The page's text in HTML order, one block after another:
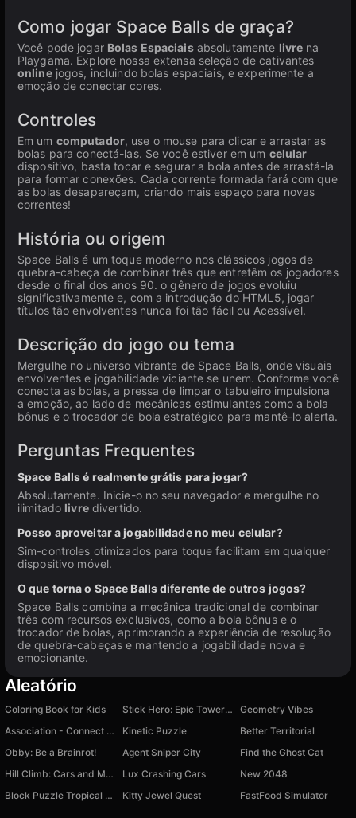
Como jogar Space Balls de graça?
Você pode jogar Bolas Espaciaisabsolutamente livre na
Playgama. Explore nossa extensa seleção de cativantes
onlinejogos, incluindo bolas espaciais, e experimente a
emoção de conectar cores.
Controles
Em um computador, use o mouse para clicar e arrastar as
bolas para conectá-las. Se você estiver em um celular
dispositivo, basta tocar e segurar a bola antes de arrastá-la
para formar conexões. Cada corrente formada fará com que
as bolas desapareçam, criando mais espaço para novas
correntes!
História ou origem
Space Balls é um toque moderno nos clássicos jogos de
quebra-cabeça de combinar três que entretêm os jogadores
desde o final dos anos 90. o gênero de jogos evoluiu
significativamente e, com a introdução do HTML5, jogar
títulos tão envolventes nunca foi tão fácil ou Acessível.
Descrição do jogo ou tema
Mergulhe no universo vibrante de Space Balls, onde visuais
envolventes e jogabilidade viciante se unem. Conforme você
conecta as bolas, a pressa de limpar o tabuleiro impulsiona
a emoção, ao lado de mecânicas estimulantes como a bola
bônus e o trocador de bola estratégico para mantê-lo alerta.
Perguntas Frequentes
Space Balls é realmente grátis para jogar?
Absolutamente. Inicie-o no seu navegador e mergulhe no
ilimitado livredivertido.
Posso aproveitar a jogabilidade no meu celular?
Sim-controles otimizados para toque facilitam em qualquer
dispositivo móvel.
O que torna o Space Balls diferente de outros jogos?
Space Balls combina a mecânica tradicional de combinar
três com recursos exclusivos, como a bola bônus e o
trocador de bolas, aprimorando a experiência de resolução
de quebra-cabeças e mantendo a jogabilidade nova e
emocionante.
Aleatório
Coloring Book for Kids Stick Hero: Epic Tower of War
Geometry Vibes
Association - Connect Word
Kinetic Puzzle
Better Territorial
Obby: Be a Brainrot!
Agent Sniper City
Find the Ghost Cat
Hill Climb: Cars and Motorcycles
Lux Crashing Cars
New 2048
Block Puzzle Tropical Story
Kitty Jewel Quest FastFood Simulator